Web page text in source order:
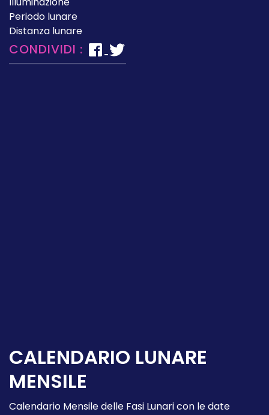
Periodo lunare
Distanza lunare
CONDIVIDI :
CALENDARIO LUNARE
MENSILE
Calendario Mensile delle Fasi Lunari con le date